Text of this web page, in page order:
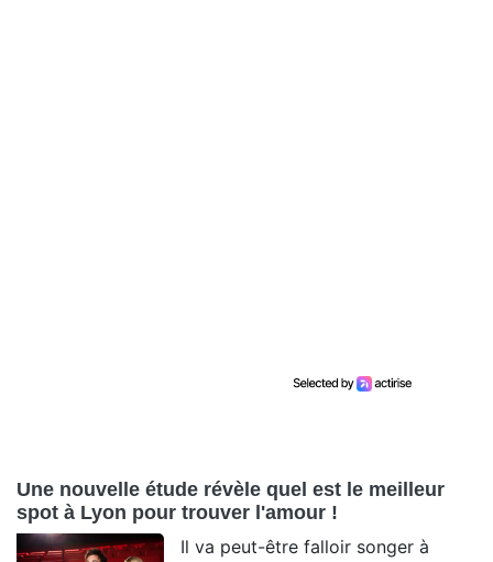
Une nouvelle étude révèle quel est le meilleur
spot à Lyon pour trouver l'amour !
Il va peut-être falloir songer à